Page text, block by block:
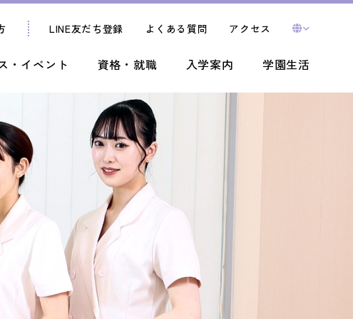
・イベント 資格・就職 入学案内 学園生活
LINE友だち登録 よくある質問 アクセス